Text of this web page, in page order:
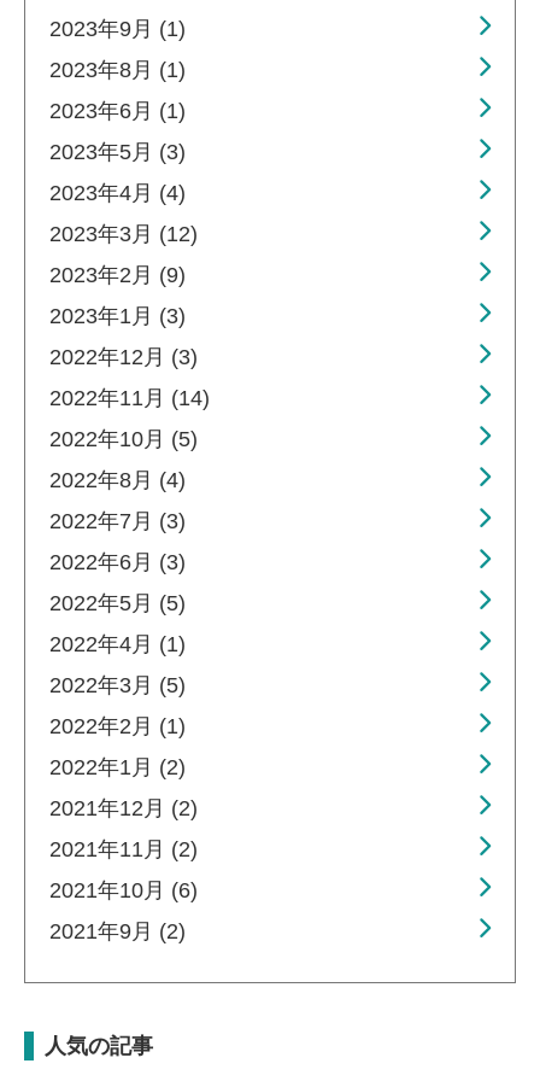
2023年9月 (1)
2023年8月 (1)
2023年6月 (1)
2023年5月 (3)
2023年4月 (4)
2023年3月 (12)
2023年2月 (9)
2023年1月 (3)
2022年12月 (3)
2022年11月 (14)
2022年10月 (5)
2022年8月 (4)
2022年7月 (3)
2022年6月 (3)
2022年5月 (5)
2022年4月 (1)
2022年3月 (5)
2022年2月 (1)
2022年1月 (2)
2021年12月 (2)
2021年11月 (2)
2021年10月 (6)
2021年9月 (2)
人気の記事